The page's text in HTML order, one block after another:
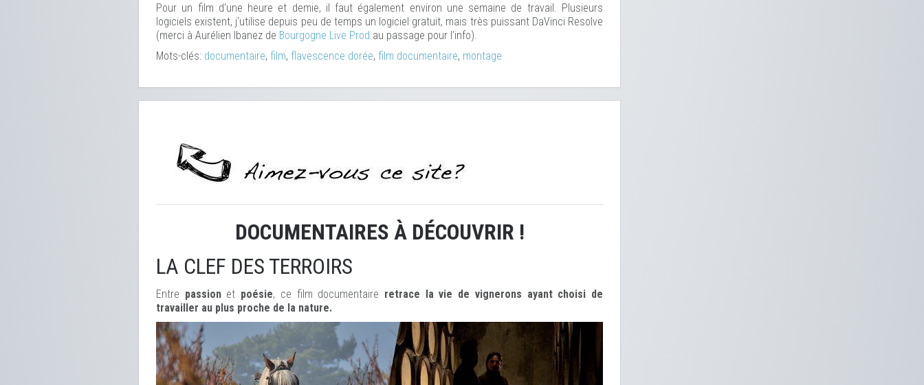
Pour un film d'une heure et demie, il faut également environ une semaine de travail. Plusieurs
logiciels existent, j'utilise depuis peu de temps un logiciel gratuit, mais très puissant DaVinci Resolve
(merci à Aurélien Ibanez de Bourgogne Live Prod au passage pour l'info).
Mots-clés: documentaire, film, flavescence dorée, film documentaire, montage
DOCUMENTAIRES À DÉCOUVRIR !
LA CLEF DES TERROIRS
Entre passionet poésie, ce film documentaire retrace la vie de vignerons ayant choisi de
travailler au plus proche de la nature.